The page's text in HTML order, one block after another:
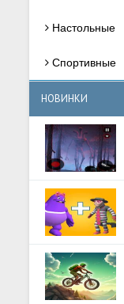
Настольные
Спортивные
НОВИНКИ